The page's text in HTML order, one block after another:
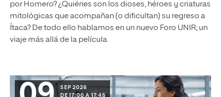
por Homero? ¿Quiénes son los dioses, héroes y criaturas
mitológicas que acompañan (o dificultan) su regreso a
Ítaca? De todo ello hablamos en un nuevo Foro UNIR; un
viaje más allá de la película.
SEP 2026
DE 17:00 A 17:45